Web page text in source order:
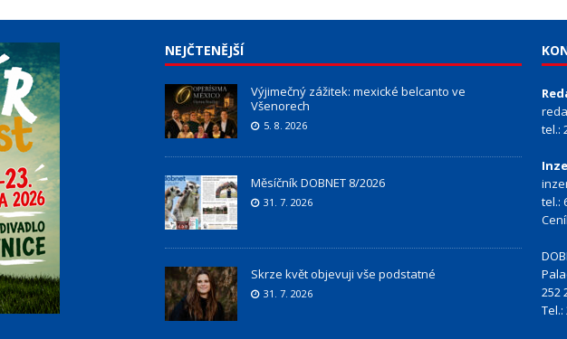
NEJČTENĚJŠÍ
Výjimečný zážitek: mexické belcanto ve
Všenorech
5. 8. 2026
Měsíčník DOBNET 8/2026
31. 7. 2026
Skrze květ objevuji vše podstatné
31. 7. 2026
tel.:
tel.:
252
Tel.: